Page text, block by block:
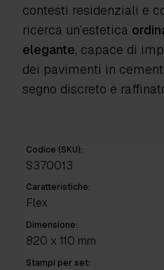
contesti residenziali e
ricerca un’estetica
elegante, capace di
dei pavimenti in
segno discreto e
Codice (SKU):
S370013
Caratteristiche:
Flex
Dimensione:
820 x 110 mm
Stampi per set: